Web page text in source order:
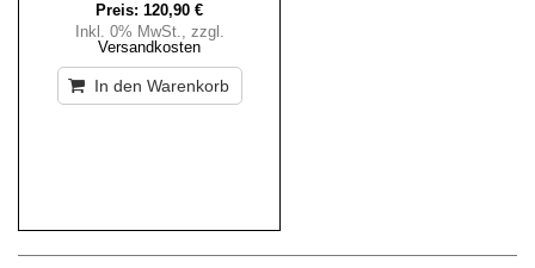
Preis: 120,90 €
Inkl. 0% MwSt., zzgl.
Versandkosten
In den Warenkorb